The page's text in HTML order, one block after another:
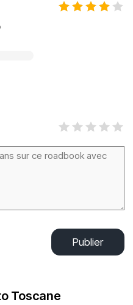
Publier
Toscane